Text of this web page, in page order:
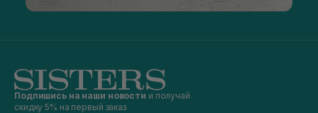
Подпишись на наши новости и получай
скидку 5% на первый заказ